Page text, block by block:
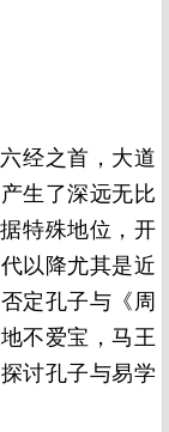
经之首，大道
生了深远无比
特殊地位，开
以降尤其是近
定孔子与《周
不爱宝，马王
讨孔子与易学